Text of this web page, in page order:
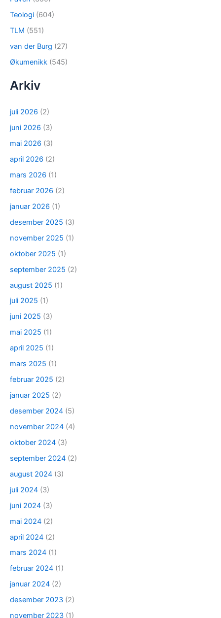
Teologi (604)
TLM (551)
van der Burg (27)
Økumenikk (545)
Arkiv
juli 2026 (2)
juni 2026 (3)
mai 2026 (3)
april 2026 (2)
mars 2026 (1)
februar 2026 (2)
januar 2026 (1)
desember 2025 (3)
november 2025 (1)
oktober 2025 (1)
september 2025 (2)
august 2025 (1)
juli 2025 (1)
juni 2025 (3)
mai 2025 (1)
april 2025 (1)
mars 2025 (1)
februar 2025 (2)
januar 2025 (2)
desember 2024 (5)
november 2024 (4)
oktober 2024 (3)
september 2024 (2)
august 2024 (3)
juli 2024 (3)
juni 2024 (3)
mai 2024 (2)
april 2024 (2)
mars 2024 (1)
februar 2024 (1)
januar 2024 (2)
desember 2023 (2)
november 2023 (1)